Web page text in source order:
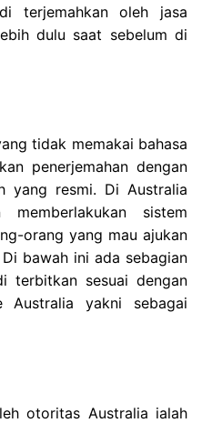
terjemahkan oleh jasa
dulu saat sebelum di
tidak memakai bahasa
penerjemahan dengan
yang resmi. Di Australia
sistem
orang yang mau ajukan
bawah ini ada sebagian
terbitkan sesuai dengan
Australia yakni sebagai
otoritas Australia ialah